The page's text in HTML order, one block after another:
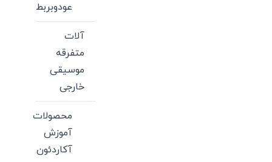
عودوبربط
آلات
متفرقه
موسیقی
خارجی
محصولات
آموزش
آکاردئون